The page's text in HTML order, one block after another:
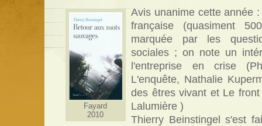
Fayard
2010
Avis unanime cette année
française (quasiment
marquée par les
sociales ; on note un
l'entreprise en crise
L'enquête, Nathalie
des êtres vivant et Le
Lalumière )
Thierry Beinstingel s'est